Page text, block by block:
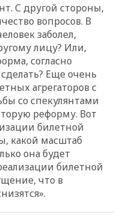
С другой стороны,
вопросов. В
заболел,
лицу? Или,
согласно
Еще очень
агрегаторов с
со спекулянтами
реформу. Вот
билетной
какой масштаб
она будет
билетной
что в